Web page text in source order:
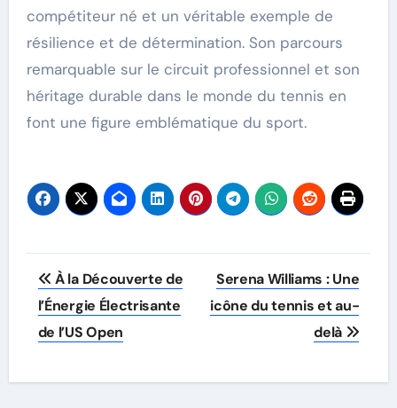
compétiteur né et un véritable exemple de
résilience et de détermination. Son parcours
remarquable sur le circuit professionnel et son
héritage durable dans le monde du tennis en
font une figure emblématique du sport.
Post
navigation
À la Découverte de
l’Énergie Électrisante
de l’US Open
Serena Williams : Une
icône du tennis et au-
delà